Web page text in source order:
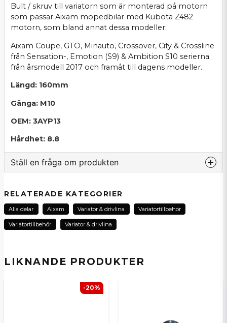
LIKNANDE PRODUKTER
-20%
Bult / skruv till variatorn som är monterad på motorn
som passar Aixam mopedbilar med Kubota Z482
motorn, som bland annat dessa modeller:
Aixam Coupe, GTO, Minauto, Crossover, City & Crossline
från Sensation-, Emotion (S9) & Ambition S10 serierna
från årsmodell 2017 och framåt till dagens modeller.
Längd: 160mm
Gänga: M10
OEM: 3AYP13
Hårdhet: 8.8
Ställ en fråga om produkten
Fråga oss om denna produkt...
RELATERADE KATEGORIER
Alla delar Aixam Variator & drivlina Variatortillbehör
Variatortillbehör Variator & drivlina